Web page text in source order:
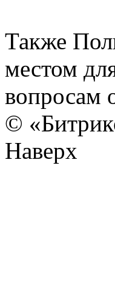
Также
местом
вопросам
©
Наверх